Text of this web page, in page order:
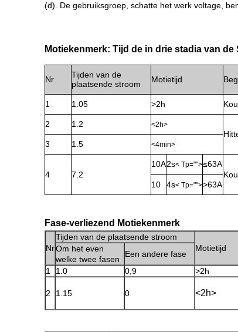
(d). De gebruiksgroep, schatte het werk voltage,
Motiekenmerk: Tijd de in drie stadia van de
Nr
Tijden van de
plaatsende stroom
Motietijd
1 1.05 >2h
2 1.2 <2h>
3
1.5 <4min>
4 7.2
10A2s< Tp="">≤63A
10
4s< Tp="">>63A
Fase-verliezend Motiekenmerk
Nr
Tijden van de plaatsende stroom
Motietijd
Om het even
welke twee fasen
Een andere fase
1
1.0 0,9 >2h
2 1.15 0 <2h>